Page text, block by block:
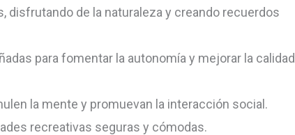
disfrutando de la naturaleza y creando recuerdos
para fomentar la autonomía y mejorar la calidad
la mente y promuevan la interacción social.
recreativas seguras y cómodas.